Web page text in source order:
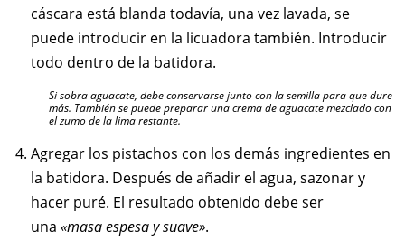
cáscara está blanda todavía, una vez lavada, se
puede introducir en la licuadora también. Introducir
todo dentro de la batidora.
Si sobra aguacate, debe conservarse junto con la semilla para que dure
más. También se puede preparar una crema de aguacate mezclado con
el zumo de la lima restante.
Agregar los pistachos con los demás ingredientes en
la batidora. Después de añadir el agua, sazonar y
hacer puré. El resultado obtenido debe ser
una «masa espesa y suave».